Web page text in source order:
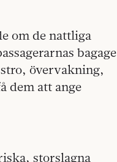
om de nattliga
bagage
övervakning,
dem att ange
storslagna